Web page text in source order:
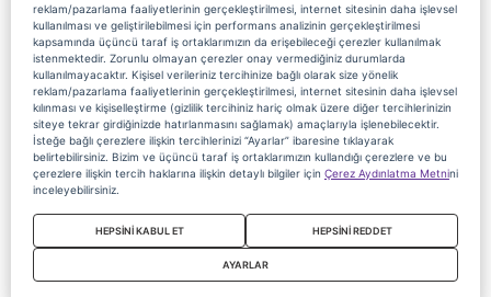
reklam/pazarlama faaliyetlerinin gerçekleştirilmesi, internet sitesinin daha işlevsel
kullanılması ve geliştirilebilmesi için performans analizinin gerçekleştirilmesi
kapsamında üçüncü taraf iş ortaklarımızın da erişebileceği çerezler kullanılmak
istenmektedir. Zorunlu olmayan çerezler onay vermediğiniz durumlarda
kullanılmayacaktır. Kişisel verileriniz tercihinize bağlı olarak size yönelik
reklam/pazarlama faaliyetlerinin gerçekleştirilmesi, internet sitesinin daha işlevsel
kılınması ve kişiselleştirme (gizlilik tercihiniz hariç olmak üzere diğer tercihlerinizin
siteye tekrar girdiğinizde hatırlanmasını sağlamak) amaçlarıyla işlenebilecektir.
İsteğe bağlı çerezlere ilişkin tercihlerinizi “Ayarlar” ibaresine tıklayarak
belirtebilirsiniz. Bizim ve üçüncü taraf iş ortaklarımızın kullandığı çerezlere ve bu
çerezlere ilişkin tercih haklarına ilişkin detaylı bilgiler için Çerez Aydınlatma Metnini
inceleyebilirsiniz.
HEPSİNİ KABUL ET HEPSİNİ REDDET
AYARLAR